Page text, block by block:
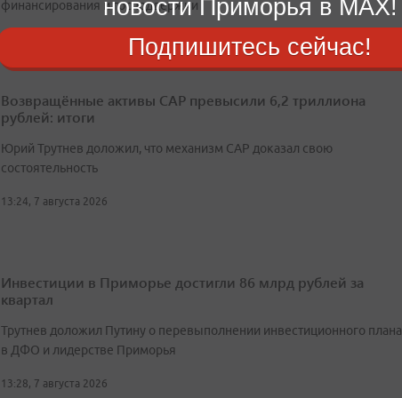
финансирования и господдержки
Возвращённые активы САР превысили 6,2 триллиона
рублей: итоги
Юрий Трутнев доложил, что механизм САР доказал свою
состоятельность
13:24, 7 августа 2026
Инвестиции в Приморье достигли 86 млрд рублей за
квартал
Трутнев доложил Путину о перевыполнении инвестиционного плана
в ДФО и лидерстве Приморья
13:28, 7 августа 2026
новости Приморья в MAX!
Подпишитесь сейчас!